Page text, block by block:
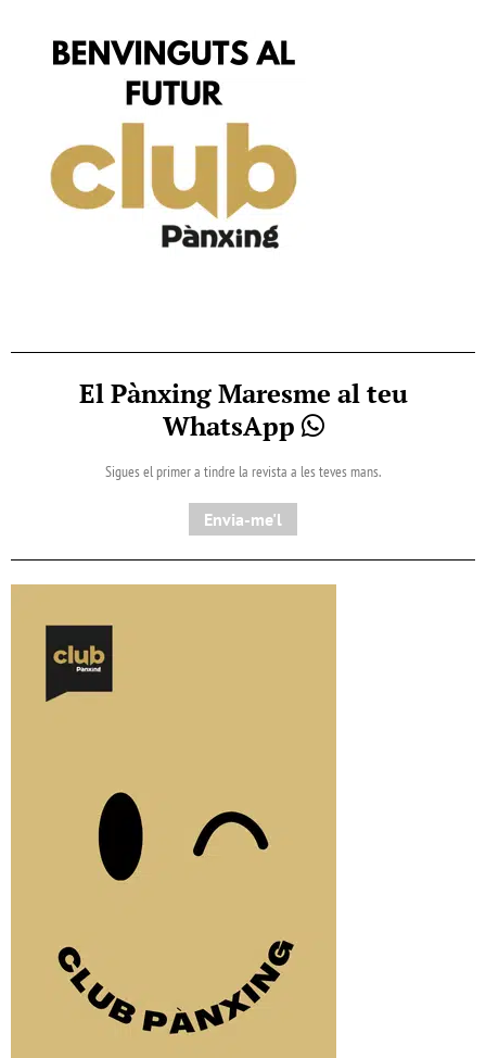
El Pànxing Maresme al teu
WhatsApp
Sigues el primer a tindre la revista a les teves mans.
Envia-me'l